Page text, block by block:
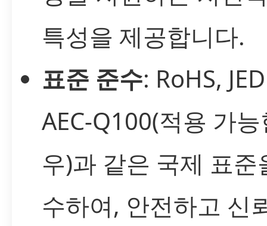
특성을 제공합니다.
표준 준수: RoHS,
AEC-Q100(적용 가
우)과 같은 국제 표준
수하여, 안전하고 신